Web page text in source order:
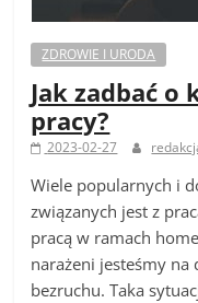
ZDROWIE I URODA
Jak zadbać o
pracy?
2023-02-27
Wiele popularnych i
związanych jest z
pracą w ramach
narażeni jesteśmy na
bezruchu. Taka